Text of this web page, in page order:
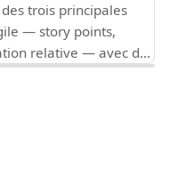
trois principales
— story points,
relative — avec des
méthode pour votre